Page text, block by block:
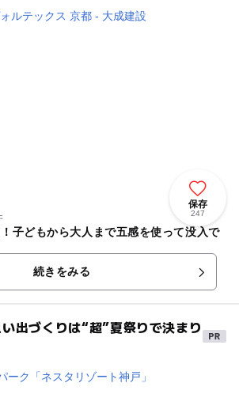
保存
247
子どもから大人まで五感を使って没入で
続きをみる
出づくりは“超”夏祭りで決まり